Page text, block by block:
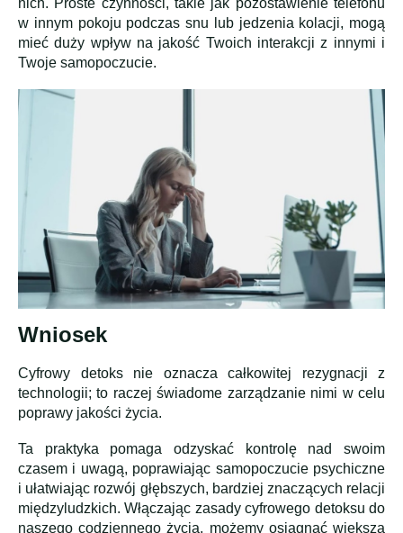
nich. Proste czynności, takie jak pozostawienie telefonu
w innym pokoju podczas snu lub jedzenia kolacji, mogą
mieć duży wpływ na jakość Twoich interakcji z innymi i
Twoje samopoczucie.
Wniosek
Cyfrowy detoks nie oznacza całkowitej rezygnacji z
technologii; to raczej świadome zarządzanie nimi w celu
poprawy jakości życia.
Ta praktyka pomaga odzyskać kontrolę nad swoim
czasem i uwagą, poprawiając samopoczucie psychiczne
i ułatwiając rozwój głębszych, bardziej znaczących relacji
międzyludzkich. Włączając zasady cyfrowego detoksu do
naszego codziennego życia, możemy osiągnąć większą